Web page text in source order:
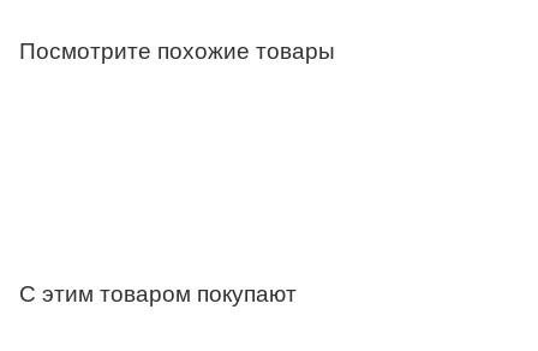
Посмотрите похожие товары
С этим товаром покупают